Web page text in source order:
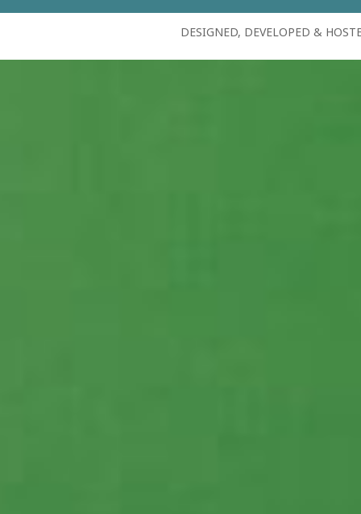
DESIGNED, DEVELOPED &